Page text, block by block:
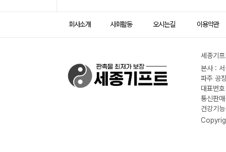
회사소개 사회활동 오시는길 이용약관
세종기
본사 :
파주 공
대표번
통신판
건강기